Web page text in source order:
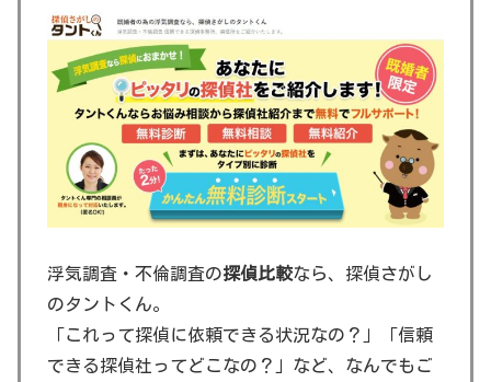
浮気調査・不倫調査の探偵比較なら、探偵さがし
のタントくん。
「これって探偵に依頼できる状況なの？」「信頼
できる探偵社ってどこなの？」など、なんでもご